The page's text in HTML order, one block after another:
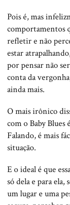
Pois é, mas
comportamentos
refletir e não
estar
por pensar não
conta da
ainda mais.
O mais irônico
com o Baby Blues é
Falando, é mais
situação.
E o ideal é que
só dela e para
um lugar e uma